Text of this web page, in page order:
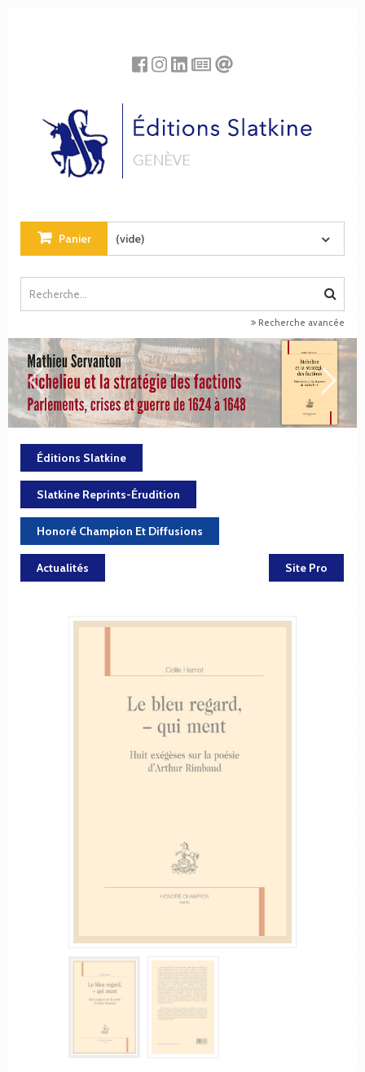
Panier (vide)
Recherche avancée
Éditions Slatkine
Slatkine Reprints-Érudition
Honoré Champion Et Diffusions
Actualités Site Pro